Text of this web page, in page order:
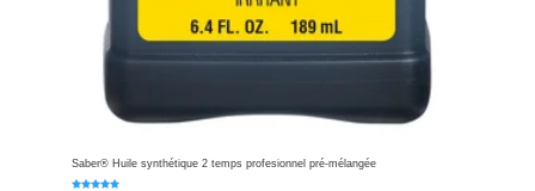
Saber® Huile synthétique 2 temps profesionnel pré-mélangée